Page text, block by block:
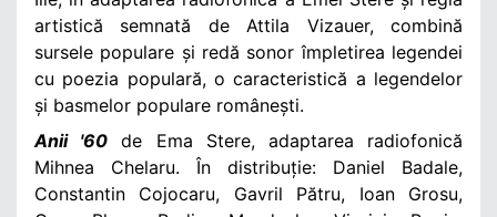
artistică semnată de Attila Vizauer, combină
sursele populare și redă sonor împletirea legendei
cu poezia populară, o caracteristică a legendelor
și basmelor populare românești.
Anii '60 de Ema Stere, adaptarea radiofonică
Mihnea Chelaru. În distribuție: Daniel Badale,
Constantin Cojocaru, Gavril Pătru, Ioan Grosu,